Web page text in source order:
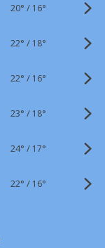
20° / 16°
22° / 18°
22° / 16°
23° / 18°
24° / 17°
22° / 16°